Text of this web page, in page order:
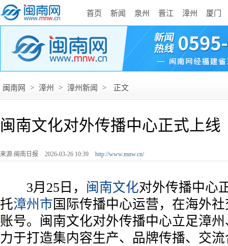
首页 新闻 泉州 晋江 漳州 厦门
闽南网 > 漳州 > 漳州新闻 > 正文
闽南文化对外传播中心正式上线
来源:闽南日报 2026-03-26 10:39 http://www.mnw.cn/
3月25日， 闽南文化对外传播中心
托漳州市国际传播中心运营，在海外
账号。闽南文化对外传播中心立足漳
力于打造集内容生产、品牌传播、交